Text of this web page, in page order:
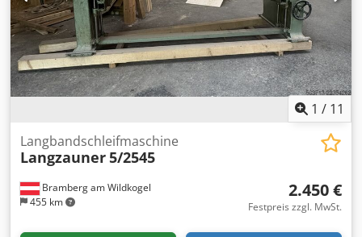
1 / 11
Bramberg am Wildkogel
455 km
Langbandschleifmaschine
Langzauner5/2545
2.450 €
Festpreis zzgl. MwSt.